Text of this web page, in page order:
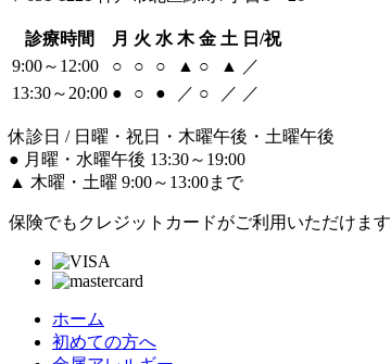
診療時間 月 火 水 木 金 土 日/祝
9:00～12:00
○ ○ ○ ▲ ○ ▲
／
13:30～20:00 ● ○ ● ／ ○ ／ ／
休診日 / 日曜・祝日・木曜午後・土曜午後
● 月曜・水曜午後 13:30～19:00
▲ 木曜・土曜 9:00～13:00まで
保険でもクレジットカードがご利用いただけます
ホーム
初めての方へ